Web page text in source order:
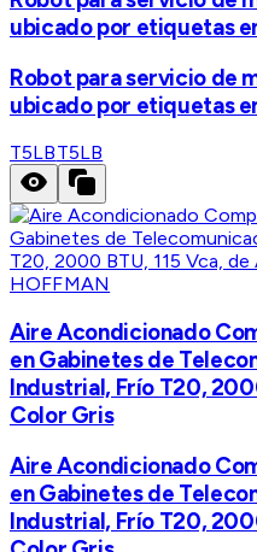
ubicado por etiquetas
Robot para servicio de
ubicado por etiquetas
T5LBT5LB
HOFFMAN
Aire Acondicionado
en Gabinetes de
Industrial, Frío T20,
Color Gris
Aire Acondicionado
en Gabinetes de
Industrial, Frío T20,